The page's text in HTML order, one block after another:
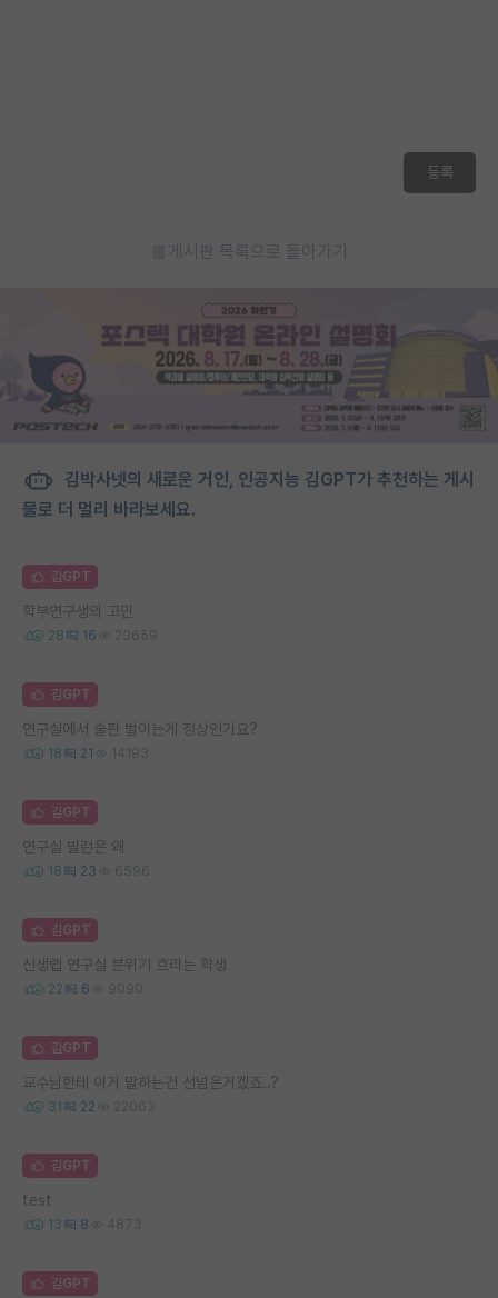
등록
게시판 목록으로 돌아가기
김박사넷의 새로운 거인, 인공지능 김GPT가 추천하는 게시
물로 더 멀리 바라보세요.
김GPT
학부연구생의 고민
28 16 23659
김GPT
연구실에서 술판 벌이는게 정상인가요?
18 21 14193
김GPT
연구실 빌런은 왜
18 23 6596
김GPT
신생랩 연구실 분위기 흐리는 학생
22 6 9090
김GPT
교수님한테 이거 말하는건 선넘은거겠죠..?
31 22 22063
김GPT
test
13 8 4873
김GPT